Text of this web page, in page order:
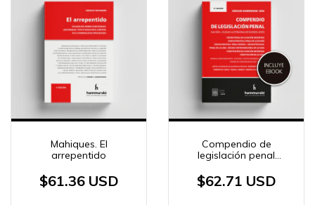
Mahiques. El
arrepentido
$61.36 USD
Compendio de
legislación penal
$62.71 USD